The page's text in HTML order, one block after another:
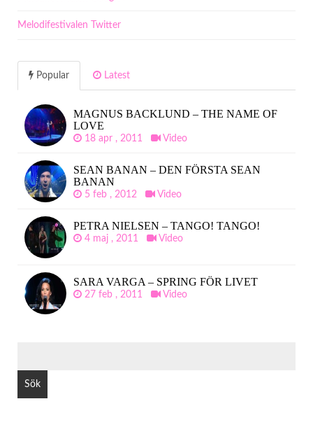
Melodifestivalen Twitter
Popular Latest
MAGNUS BACKLUND – THE NAME OF
LOVE
18 apr , 2011 Video
SEAN BANAN – DEN FÖRSTA SEAN
BANAN
5 feb , 2012 Video
PETRA NIELSEN – TANGO! TANGO!
4 maj , 2011 Video
SARA VARGA – SPRING FÖR LIVET
27 feb , 2011 Video